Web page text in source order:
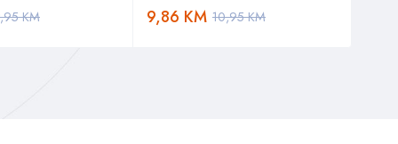
KM 10,95KM
9,86 KM